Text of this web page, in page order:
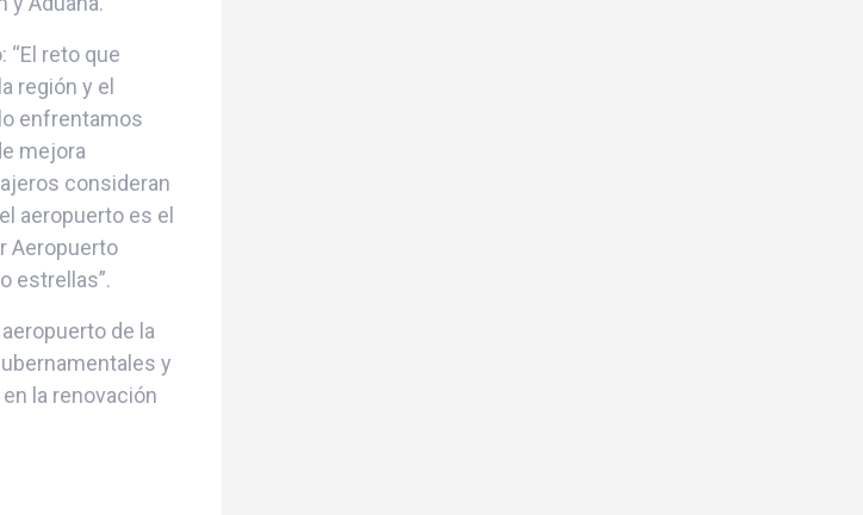
“El reto que
región y el
enfrentamos
mejora
consideran
aeropuerto es el
Aeropuerto
estrellas”.
de la
y
la renovación